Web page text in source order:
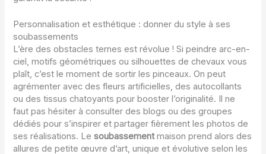
Personnalisation et esthétique : donner du style à ses
soubassements
L’ère des obstacles ternes est révolue ! Si peindre arc-en-
ciel, motifs géométriques ou silhouettes de chevaux vous
plaît, c’est le moment de sortir les pinceaux. On peut
agrémenter avec des fleurs artificielles, des autocollants
ou des tissus chatoyants pour booster l’originalité. Il ne
faut pas hésiter à consulter des blogs ou des groupes
dédiés pour s’inspirer et partager fièrement les photos de
ses réalisations. Lesoubassementmaison prend alors des
allures de petite œuvre d’art, unique et évolutive selon les